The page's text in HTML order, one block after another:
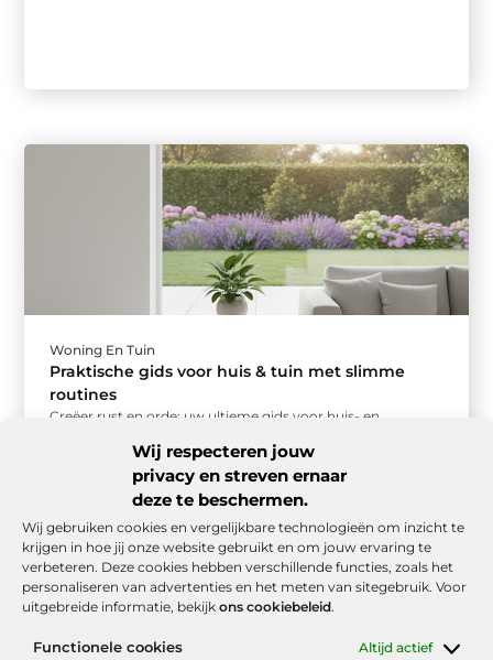
Wij respecteren jouw
privacy en streven ernaar
deze te beschermen.
Wij gebruiken cookies en vergelijkbare technologieën om inzicht te
krijgen in hoe jij onze website gebruikt en om jouw ervaring te
verbeteren. Deze cookies hebben verschillende functies, zoals het
personaliseren van advertenties en het meten van sitegebruik. Voor
uitgebreide informatie, bekijk ons cookiebeleid.
Functionele cookies Altijd actief
Woning En Tuin
Praktische gids voor huis & tuin met slimme
routines
Creëer rust en orde: uw ultieme gids voor huis- en